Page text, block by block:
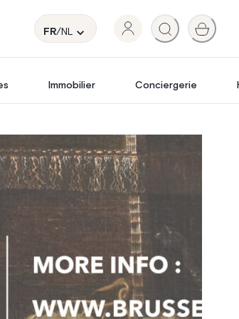
FR/NL
Immobilier Conciergerie